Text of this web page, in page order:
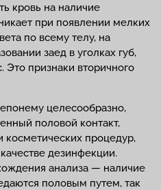
кровь на наличие
при появлении мелких
по всему телу, на
заед в уголках губ,
Это признаки вторичного
целесообразно,
половой контакт,
косметических процедур,
дезинфекции.
анализа — наличие
половым путем, так